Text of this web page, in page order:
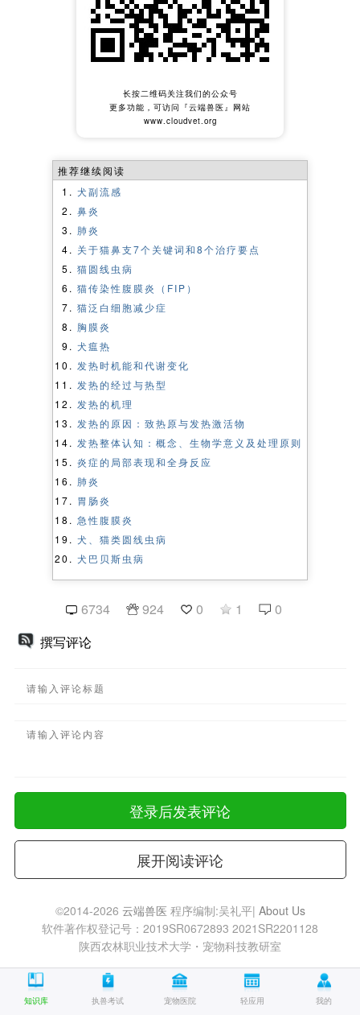
长按二维码关注我们的公众号
更多功能，可访问『云端兽医』网站
www.cloudvet.org
推荐继续阅读
犬副流感
鼻炎
肺炎
关于猫鼻支7个关键词和8个治疗要点
猫圆线虫病
猫传染性腹膜炎（FIP）
猫泛白细胞减少症
胸膜炎
犬瘟热
发热时机能和代谢变化
发热的经过与热型
发热的机理
发热的原因：致热原与发热激活物
发热整体认知：概念、生物学意义及处理原则
炎症的局部表现和全身反应
肺炎
胃肠炎
急性腹膜炎
犬、猫类圆线虫病
犬巴贝斯虫病
6734 924 0 1
0
撰写评论
登录后发表评论
展开阅读评论
©2014-2026 云端兽医 程序编制:吴礼平| About Us
软件著作权登记号：2019SR0672893 2021SR2201128
陕西农林职业技术大学・宠物科技教研室
知识库 执兽考试 宠物医院 轻应用 我的